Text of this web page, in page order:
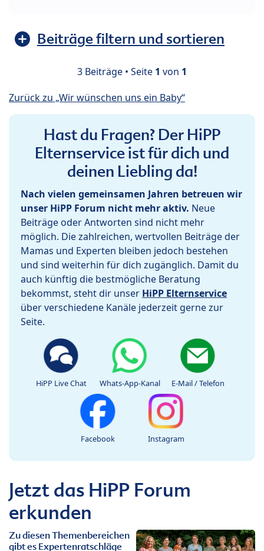
Beiträge filtern und sortieren
3 Beiträge • Seite 1 von 1
Zurück zu „Wir wünschen uns ein Baby“
Hast du Fragen? Der HiPP
Elternservice ist für dich und
deinen Liebling da!
Nach vielen gemeinsamen Jahren betreuen wir
unser HiPP Forum nicht mehr aktiv. Neue
Beiträge oder Antworten sind nicht mehr
möglich. Die zahlreichen, wertvollen Beiträge der
Mamas und Experten bleiben jedoch bestehen
und sind weiterhin für dich zugänglich. Damit du
auch künftig die bestmögliche Beratung
bekommst, steht dir unser HiPP Elternservice
über verschiedene Kanäle jederzeit gerne zur
Seite.
HiPP Live Chat Whats-App-Kanal E-Mail / Telefon
Facebook Instagram
Jetzt das HiPP Forum
erkunden
Zu diesen Themenbereichen
gibt es Expertenratschläge